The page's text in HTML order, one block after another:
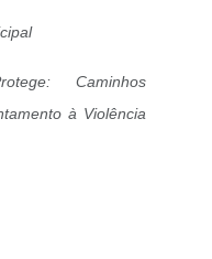
Caminhos
à Violência